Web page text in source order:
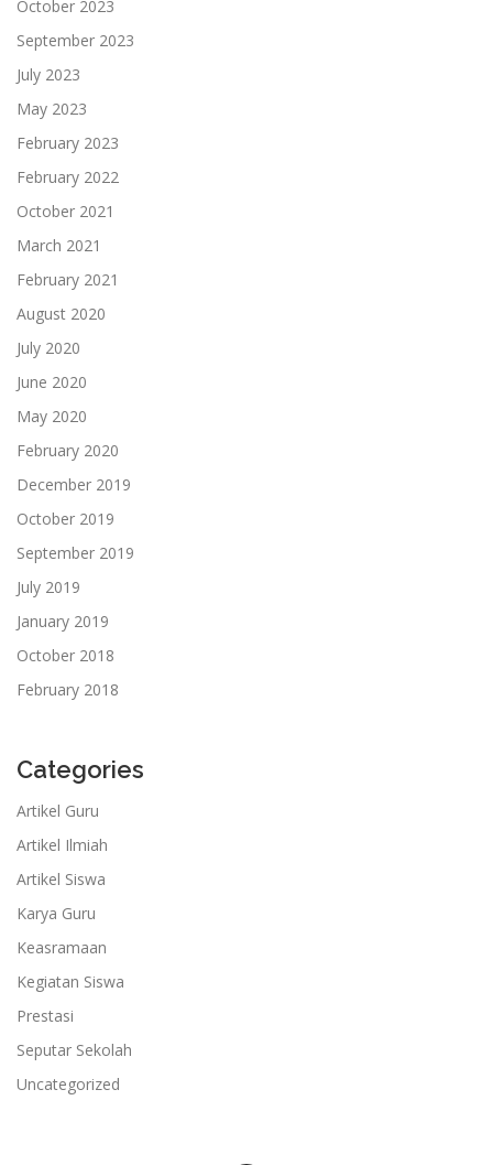
October 2023
September 2023
July 2023
May 2023
February 2023
February 2022
October 2021
March 2021
February 2021
August 2020
July 2020
June 2020
May 2020
February 2020
December 2019
October 2019
September 2019
July 2019
January 2019
October 2018
February 2018
Categories
Artikel Guru
Artikel Ilmiah
Artikel Siswa
Karya Guru
Keasramaan
Kegiatan Siswa
Prestasi
Seputar Sekolah
Uncategorized